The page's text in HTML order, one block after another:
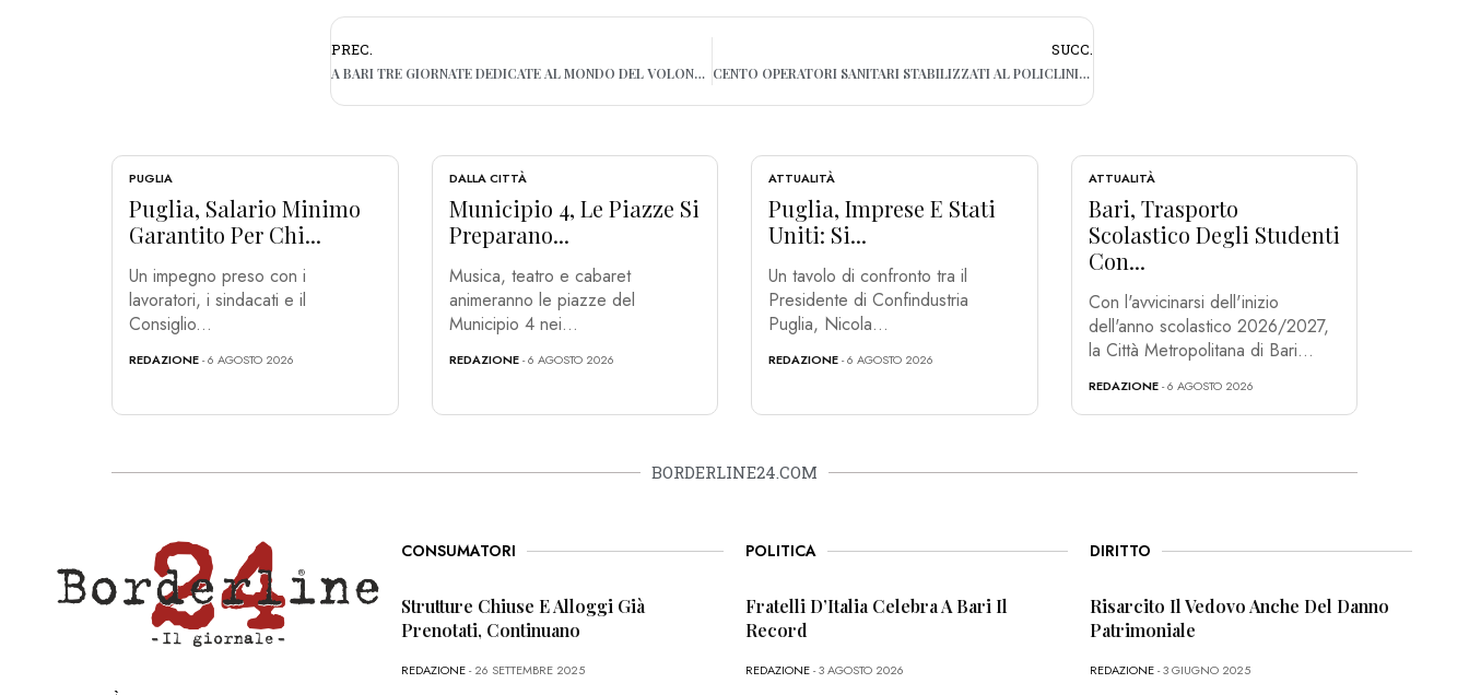
PREC.
A BARI TRE GIORNATE DEDICATE AL MONDO DEL VOLONTARIATO
SUCC.
CENTO OPERATORI SANITARI STABILIZZATI AL POLICLINICO DI BARI
PUGLIA
Puglia, Salario Minimo
Garantito Per Chi...
Un impegno preso con i
lavoratori, i sindacati e il
Consiglio...
REDAZIONE- 6 AGOSTO 2026
DALLA CITTÀ
Municipio 4, Le Piazze Si
Preparano...
Musica, teatro e cabaret
animeranno le piazze del
Municipio 4 nei...
REDAZIONE- 6 AGOSTO 2026
ATTUALITÀ
Puglia, Imprese E Stati
Uniti: Si...
Un tavolo di confronto tra il
Presidente di Confindustria
Puglia, Nicola...
REDAZIONE- 6 AGOSTO 2026
ATTUALITÀ
Bari, Trasporto
Scolastico Degli Studenti
Con...
Con l'avvicinarsi dell'inizio
dell'anno scolastico 2026/2027,
la Città Metropolitana di Bari...
REDAZIONE- 6 AGOSTO 2026
BORDERLINE24.COM
CONSUMATORI
Strutture Chiuse E Alloggi Già
Prenotati, Continuano
REDAZIONE- 26 SETTEMBRE 2025
POLITICA
Fratelli D’Italia Celebra A Bari Il
Record
REDAZIONE- 3 AGOSTO 2026
DIRITTO
Risarcito Il Vedovo Anche Del Danno
Patrimoniale
REDAZIONE- 3 GIUGNO 2025